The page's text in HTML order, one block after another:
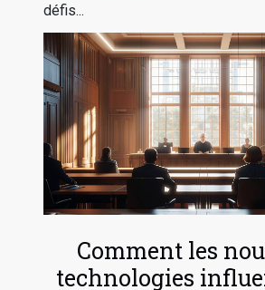
défis...
Comment les
technologies